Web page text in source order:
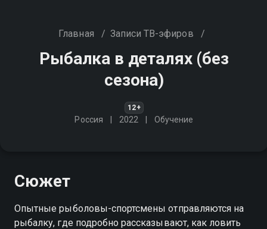
Главная / Записи ТВ-эфиров /
Рыбалка в деталях (без
сезона)
12+
Россия 2022 Обучение
Сюжет
Опытные рыболовы-спортсмены отправляются на
рыбалку, где подробно рассказывают, как ловить